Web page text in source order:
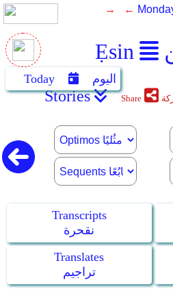
Ẹsin
→ ←
Today اليوم
Stories Share
Transcripts
نقحرة
Translates
تراجيم